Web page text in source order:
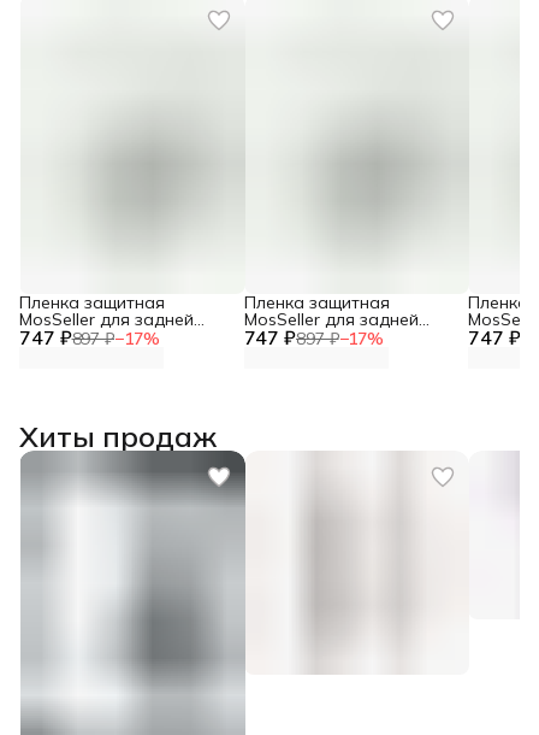
747 ₽897 ₽−17%
Пленка защитная
MosSeller для задней
панели для Motorola Razr 747 ₽897 ₽−17%
Пленка защитная
MosSeller для задней
панели для Motorola Razr 747 ₽
Пленка
панели
Хиты продаж